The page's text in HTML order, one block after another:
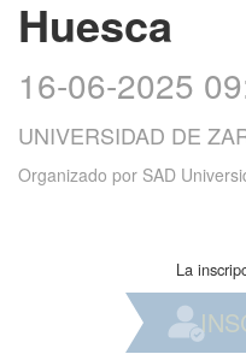
Huesca
16-06-2025
UNIVERSIDAD DE
Organizado por SAD
La